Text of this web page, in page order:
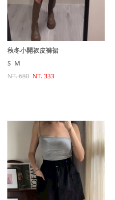
秋冬小開衩皮褲裙
S M
NT. 680 NT. 333